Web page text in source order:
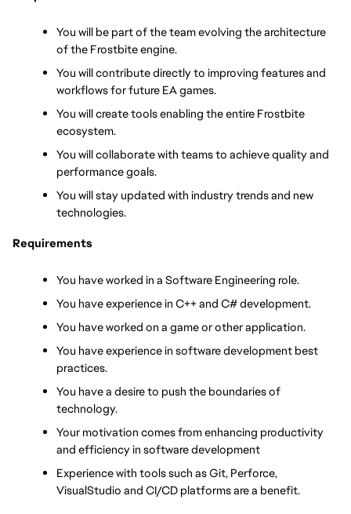
You will be part of the team evolving the architecture
of the Frostbite engine.
You will contribute directly to improving features and
workflows for future EA games.
You will create tools enabling the entire Frostbite
ecosystem.
You will collaborate with teams to achieve quality and
performance goals.
You will stay updated with industry trends and new
technologies.
Requirements
You have worked in a Software Engineering role.
You have experience in C++ and C# development.
You have worked on a game or other application.
You have experience in software development best
practices.
You have a desire to push the boundaries of
technology.
Your motivation comes from enhancing productivity
and efficiency in software development
Experience with tools such as Git, Perforce,
VisualStudio and CI/CD platforms are a benefit.